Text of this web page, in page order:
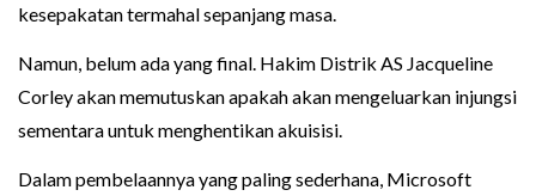
kesepakatan termahal sepanjang masa.
Namun, belum ada yang final. Hakim Distrik AS Jacqueline
Corley akan memutuskan apakah akan mengeluarkan injungsi
sementara untuk menghentikan akuisisi.
Dalam pembelaannya yang paling sederhana, Microsoft